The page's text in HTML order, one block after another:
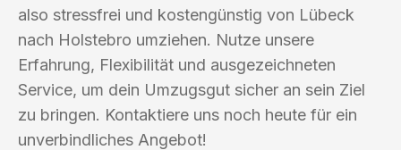
also stressfrei und kostengünstig von Lübeck
nach Holstebro umziehen. Nutze unsere
Erfahrung, Flexibilität und ausgezeichneten
Service, um dein Umzugsgut sicher an sein Ziel
zu bringen. Kontaktiere uns noch heute für ein
unverbindliches Angebot!